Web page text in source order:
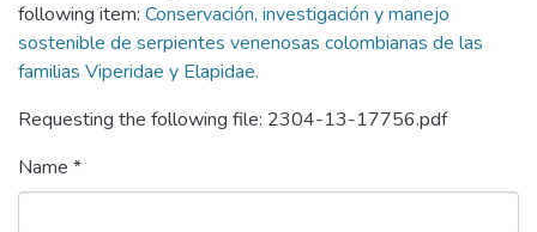
following item: Conservación, investigación y manejo
sostenible de serpientes venenosas colombianas de las
familias Viperidae y Elapidae.
Requesting the following file: 2304-13-17756.pdf
Name *